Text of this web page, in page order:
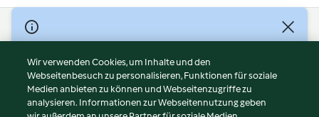
© Copyright 2026
Nutzungsbedingungen
Datenschutzrichtlinien
Disclaimer
Wir verwenden Cookies, um Inhalte und den
Webseitenbesuch zu personalisieren, Funktionen für soziale
Medien anbieten zu können und Webseitenzugriffe zu
analysieren. Informationen zur Webseitennutzung geben